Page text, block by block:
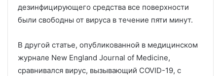
дезинфицирующего средства все поверхности
были свободны от вируса в течение пяти минут.
В другой статье, опубликованной в медицинском
журнале New England Journal of Medicine,
сравнивался вирус, вызывающий COVID-19, с